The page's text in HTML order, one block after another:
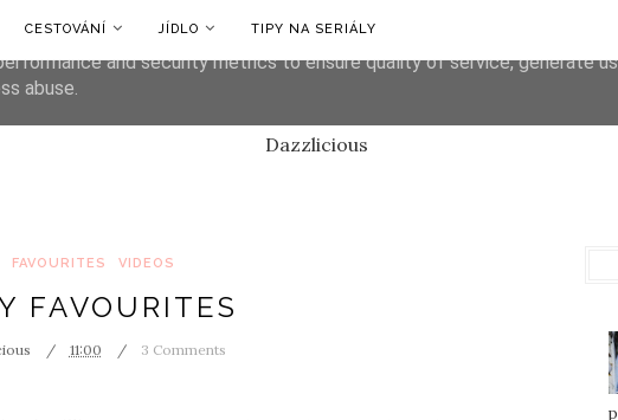
CESTOVÁNÍ JÍDLO TIPY NA SERIÁLY
FAVOURITES VIDEOS
FAVOURITES
11:00 3 Comments
deliver its services and to analyze traffic. Your IP address and user-
and security metrics to ensure quality of service, generate
abuse.